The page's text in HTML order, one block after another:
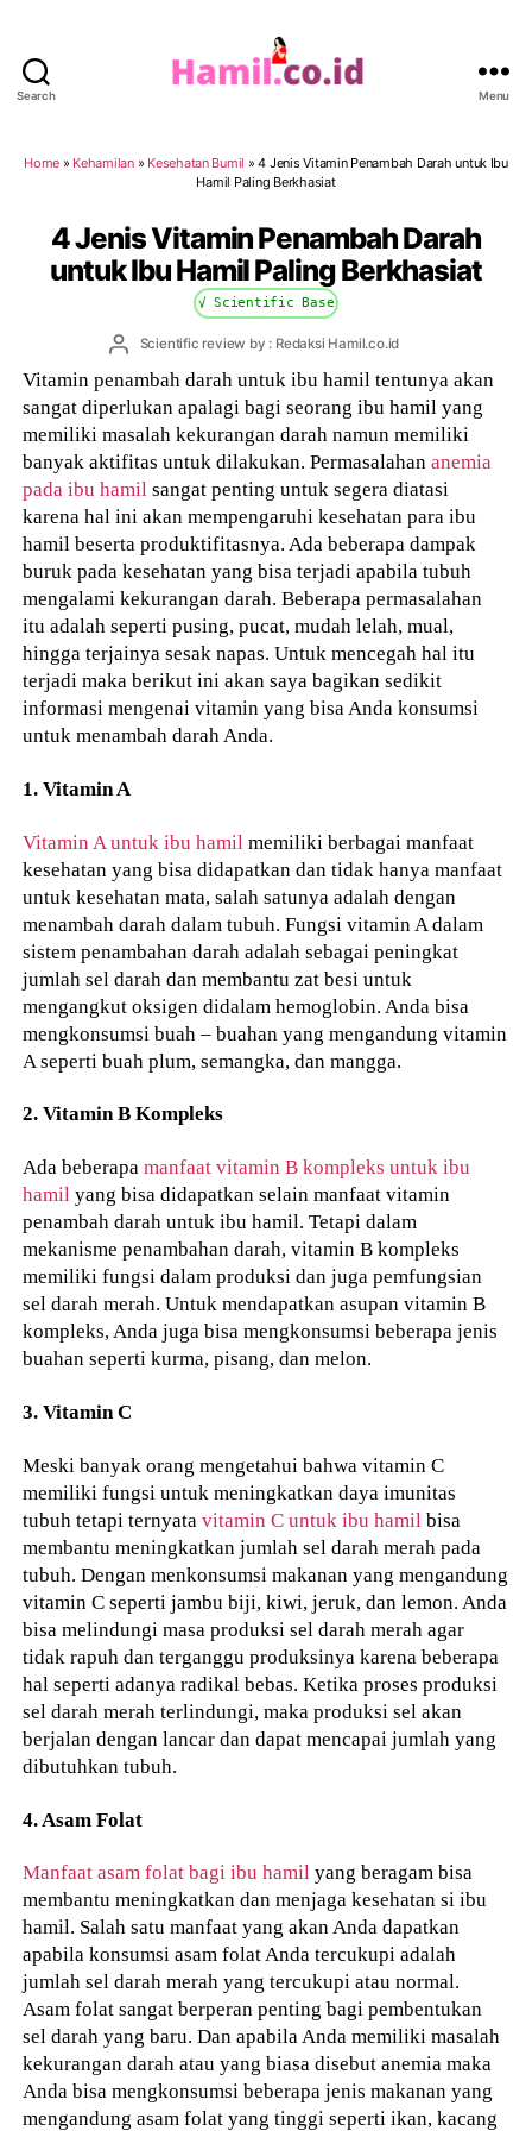
Search Menu
Home » Kehamilan» Kesehatan Bumil »4 Jenis Vitamin Penambah Darah untuk Ibu
Hamil Paling Berkhasiat
4 Jenis Vitamin Penambah Darah
untuk Ibu Hamil Paling Berkhasiat
√ Scientific Base
PostScientific review by : Redaksi Hamil.co.id
Vitamin penambah darah untuk ibu hamil tentunya akan
sangat diperlukan apalagi bagi seorang ibu hamil yang
memiliki masalah kekurangan darah namun memiliki
banyak aktifitas untuk dilakukan. Permasalahananemia
pada ibu hamil sangat penting untuk segera diatasi
karena hal ini akan mempengaruhi kesehatan para ibu
hamil beserta produktifitasnya. Ada beberapa dampak
buruk pada kesehatan yang bisa terjadi apabila tubuh
mengalami kekurangan darah. Beberapa permasalahan
itu adalah seperti pusing, pucat, mudah lelah, mual,
hingga terjainya sesak napas. Untuk mencegah hal itu
terjadi maka berikut ini akan saya bagikan sedikit
informasi mengenai vitamin yang bisa Anda konsumsi
untuk menambah darah Anda.
1. Vitamin A
Vitamin A untuk ibu hamil memiliki berbagai manfaat
kesehatan yang bisa didapatkan dan tidak hanya manfaat
untuk kesehatan mata, salah satunya adalah dengan
menambah darah dalam tubuh. Fungsi vitamin A dalam
sistem penambahan darah adalah sebagai peningkat
jumlah sel darah dan membantu zat besi untuk
mengangkut oksigen didalam hemoglobin. Anda bisa
mengkonsumsi buah – buahan yang mengandung vitamin
A seperti buah plum, semangka, dan mangga.
2. Vitamin B Kompleks
Ada beberapamanfaat vitamin B kompleks untuk ibu
hamil yang bisa didapatkan selain manfaat vitamin
penambah darah untuk ibu hamil. Tetapi dalam
mekanisme penambahan darah, vitamin B kompleks
memiliki fungsi dalam produksi dan juga pemfungsian
sel darah merah. Untuk mendapatkan asupan vitamin B
kompleks, Anda juga bisa mengkonsumsi beberapa jenis
buahan seperti kurma, pisang, dan melon.
3. Vitamin C
Meski banyak orang mengetahui bahwa vitamin C
memiliki fungsi untuk meningkatkan daya imunitas
tubuh tetapi ternyatavitamin C untuk ibu hamil bisa
membantu meningkatkan jumlah sel darah merah pada
tubuh. Dengan menkonsumsi makanan yang mengandung
vitamin C seperti jambu biji, kiwi, jeruk, dan lemon. Anda
bisa melindungi masa produksi sel darah merah agar
tidak rapuh dan terganggu produksinya karena beberapa
hal seperti adanya radikal bebas. Ketika proses produksi
sel darah merah terlindungi, maka produksi sel akan
berjalan dengan lancar dan dapat mencapai jumlah yang
dibutuhkan tubuh.
4. Asam Folat
Manfaat asam folat bagi ibu hamil yang beragam bisa
membantu meningkatkan dan menjaga kesehatan si ibu
hamil. Salah satu manfaat yang akan Anda dapatkan
apabila konsumsi asam folat Anda tercukupi adalah
jumlah sel darah merah yang tercukupi atau normal.
Asam folat sangat berperan penting bagi pembentukan
sel darah yang baru. Dan apabila Anda memiliki masalah
kekurangan darah atau yang biasa disebut anemia maka
Anda bisa mengkonsumsi beberapa jenis makanan yang
mengandung asam folat yang tinggi seperti ikan, kacang